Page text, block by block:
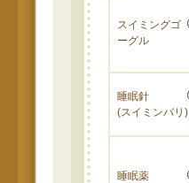
スイミングゴ
ーグル
睡眠針
(スイミンバリ)
睡眠薬